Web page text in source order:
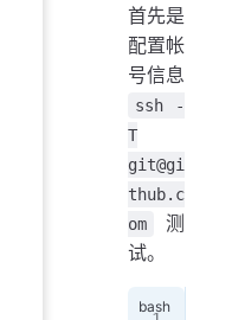
首先是
配置帐
号信息
ssh -
T
git@gi
thub.c
om
测
试。